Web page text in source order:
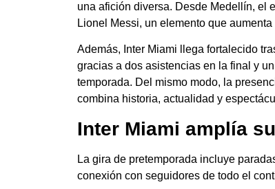
una afición diversa. Desde Medellín, el
Lionel Messi, un elemento que
Además, Inter Miami llega fortalecido
gracias a dos asistencias en la final y
temporada. Del mismo modo, la
combina historia, actualidad y
Inter Miami amplía
La gira de pretemporada incluye
conexión con seguidores de todo el